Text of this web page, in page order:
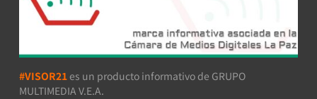
#VISOR21 es un producto informativo de GRUPO
MULTIMEDIA V.E.A.